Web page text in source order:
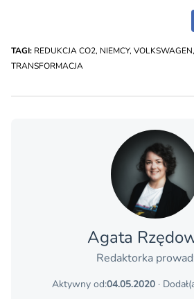
TAGI: REDUKCJA CO2, NIEMCY, VOLKSWAGEN,
TRANSFORMACJA
Agata
Redaktorka
Aktywny od:04.05.2020·